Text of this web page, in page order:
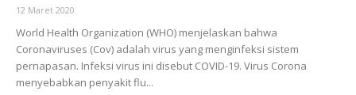
12 Maret 2020
World Health Organization (WHO) menjelaskan bahwa
Coronaviruses (Cov) adalah virus yang menginfeksi sistem
pernapasan. Infeksi virus ini disebut COVID-19. Virus Corona
menyebabkan penyakit flu...